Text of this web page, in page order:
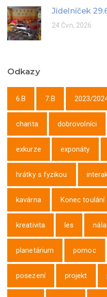
Jídelníček
24 Čvn, 2026
Odkazy
6.B 7.B 2023/
charita dobrovolníci
exkurze exponáty
hrátky s fyzikou
kavárna Konec toulání
kreativita les
planetárium pomoc
posezení projekt